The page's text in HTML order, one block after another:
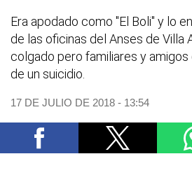
Era apodado como "El Boli" y lo
de las oficinas del Anses de Villa
colgado pero familiares y
de un suicidio.
17 DE JULIO DE 2018 - 13:54